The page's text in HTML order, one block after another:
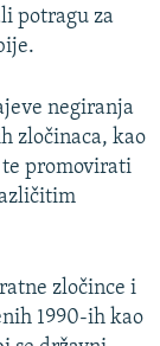
potragu za
negiranja
zločinaca, kao
promovirati
zločince i
1990-ih kao